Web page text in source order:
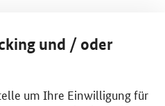
und / oder
um Ihre Einwilligung für